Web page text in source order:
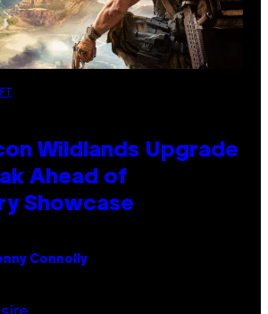
Wildlands Upgrade
Ahead of
Showcase
Connolly